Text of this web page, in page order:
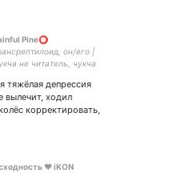
Pine⭕️
он/его |
не читатель, чукча
я нужен. Чукча
Главный хиллер
сердечка:
тяжёлая депрессия
вылечит, ходил
корректировать,
♥ iKON